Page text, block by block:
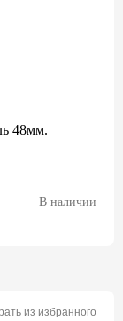
48мм.
В наличии
из избранного